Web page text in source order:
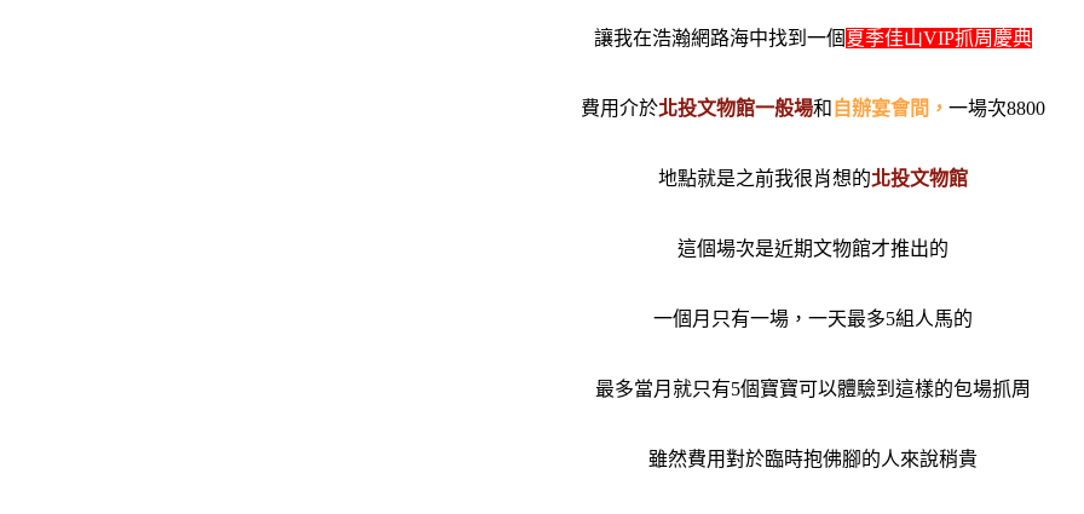
讓我在浩瀚網路海中找到一個夏季佳山VIP抓周慶典
費用介於北投文物館一般場和 自辦宴會間， 一場次8800
地點就是之前我很肖想的北投文物館
這個場次是近期文物館才推出的
一個月只有一場，一天最多5組人馬的
最多當月就只有5個寶寶可以體驗到這樣的包場抓周
雖然費用對於臨時抱佛腳的人來說稍貴